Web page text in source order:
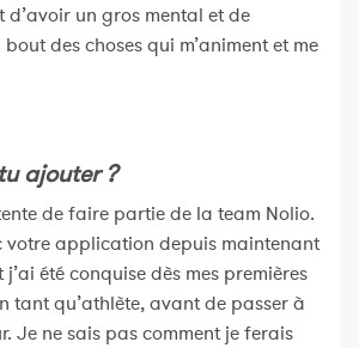
d’avoir un gros mental et de
des choses qui m’animent et me
ajouter ?
de faire partie de la team Nolio.
votre application depuis maintenant
été conquise dès mes premières
tant qu’athlète, avant de passer à
Je ne sais pas comment je ferais